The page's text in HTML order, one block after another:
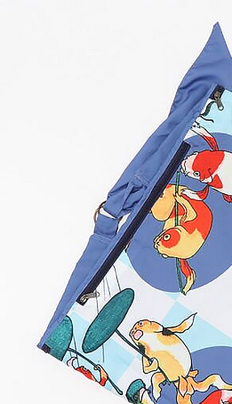
每筆NT$65，滿NT$999(含以上)免運費
每筆NT$100，滿NT$999(含以上)免運費